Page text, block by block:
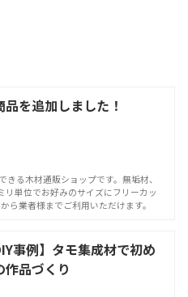
品を追加しました！
る木材通販ショップです。無垢材、
リ単位でお好みのサイズにフリーカッ
ら業者様までご利用いただけます。
事例】タモ集成材で初め
作品づくり